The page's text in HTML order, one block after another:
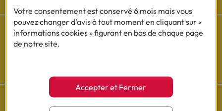
Votre consentement est conservé 6 mois mais vous
pouvez changer d’avis à tout moment en cliquant sur «
informations cookies » figurant en bas de chaque page
de notre site.
Accepter et Fermer